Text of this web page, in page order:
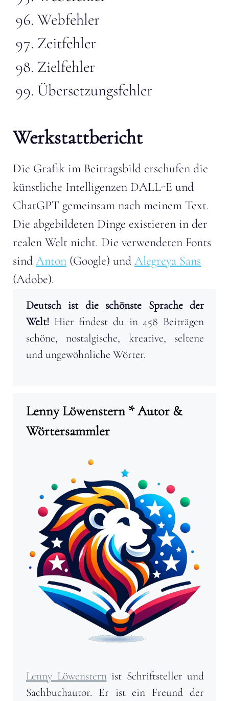
Webfehler
Zeitfehler
Zielfehler
Übersetzungsfehler
Werkstattbericht
Die Grafik im Beitragsbild erschufen die
künstliche Intelligenzen DALL-E und
ChatGPT gemeinsam nach meinem Text.
Die abgebildeten Dinge existieren in der
realen Welt nicht. Die verwendeten Fonts
sind Anton (Google) und Alegreya Sans
(Adobe).
Deutsch ist die schönste Sprache der
Welt! Hier findest du in 458 Beiträgen
schöne, nostalgische, kreative, seltene
und ungewöhnliche Wörter.
Lenny Löwenstern * Autor &
Wörtersammler
Lenny Löwensternist Schriftsteller und
Sachbuchautor. Er ist ein Freund der